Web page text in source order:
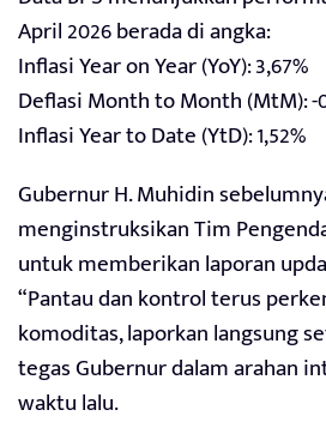
April 2026 berada di angka:
Inflasi Year on Year (YoY): 3,67%
Deflasi Month to Month (MtM): -
Inflasi Year to Date (YtD): 1,52%
Gubernur H. Muhidin
menginstruksikan Tim
untuk memberikan laporan
“Pantau dan kontrol terus
komoditas, laporkan langsung
tegas Gubernur dalam arahan
waktu lalu.